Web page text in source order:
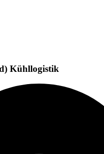
Kühllogistik